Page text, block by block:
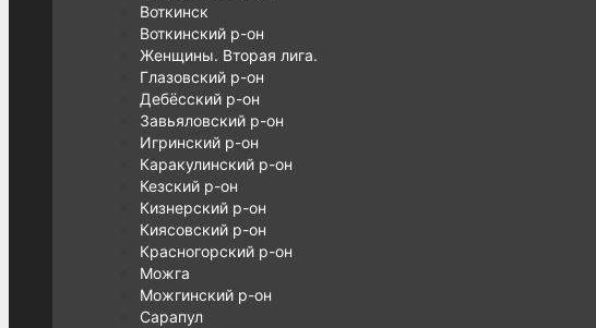
Воткинск
Воткинский р-он
Женщины. Вторая лига.
Глазовский р-он
Дебёсский р-он
Завьяловский р-он
Игринский р-он
Каракулинский р-он
Кезский р-он
Кизнерский р-он
Киясовский р-он
Красногорский р-он
Можга
Можгинский р-он
Сарапул